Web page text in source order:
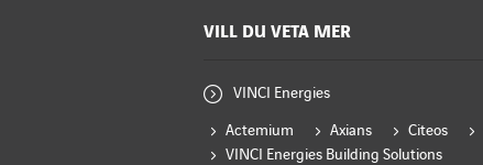
VILL DU VETA MER
VINCI Energies
Actemium Axians Citeos
VINCI Energies Building Solutions